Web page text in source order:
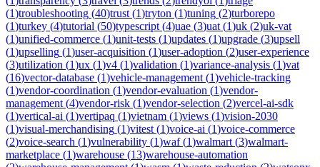
(1)troubleshooting (40)trust (1)tryton (1)tuning (2)turborepo
(1)turkey (4)tutorial (50)typescript (4)uae (3)uat (1)uk (2)uk-vat
(1)unified-commerce (1)unit-tests (1)updates (1)upgrade (3)upsell
(1)upselling (1)user-acquisition (1)user-adoption (2)user-experience
(3)utilization (1)ux (1)v4 (1)validation (1)variance-analysis (1)vat
(16)vector-database (1)vehicle-management (1)vehicle-tracking
(1)vendor-coordination (1)vendor-evaluation (1)vendor-
management (4)vendor-risk (1)vendor-selection (2)vercel-ai-sdk
(1)vertical-ai (1)vertipaq (1)vietnam (1)views (1)vision-2030
(1)visual-merchandising (1)vitest (1)voice-ai (1)voice-commerce
(2)voice-search (1)vulnerability (1)waf(1)walmart (3)walmart-
marketplace (1)warehouse (13)warehouse-automation